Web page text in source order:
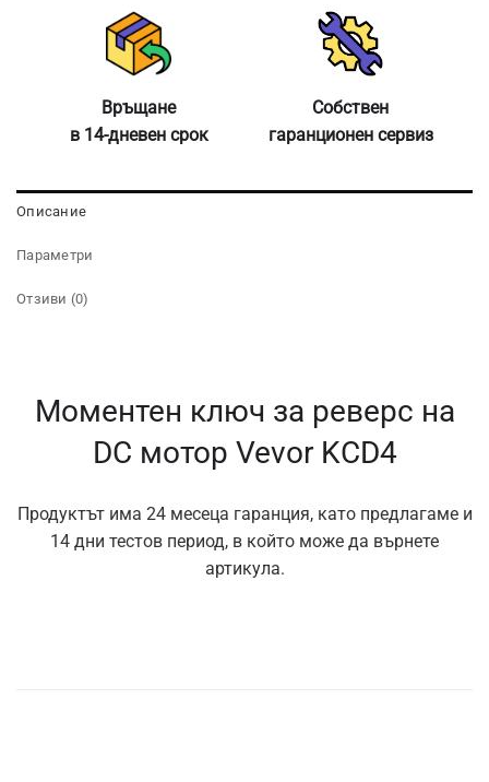
Връщане
в 14-дневен срок
Собствен
гаранционен сервиз
Описание
Параметри
Отзиви (0)
Моментен ключ за реверс на
DC мотор Vevor KCD4
Продуктът има 24 месеца гаранция, като предлагаме и
14 дни тестов период, в който може да върнете
артикула.